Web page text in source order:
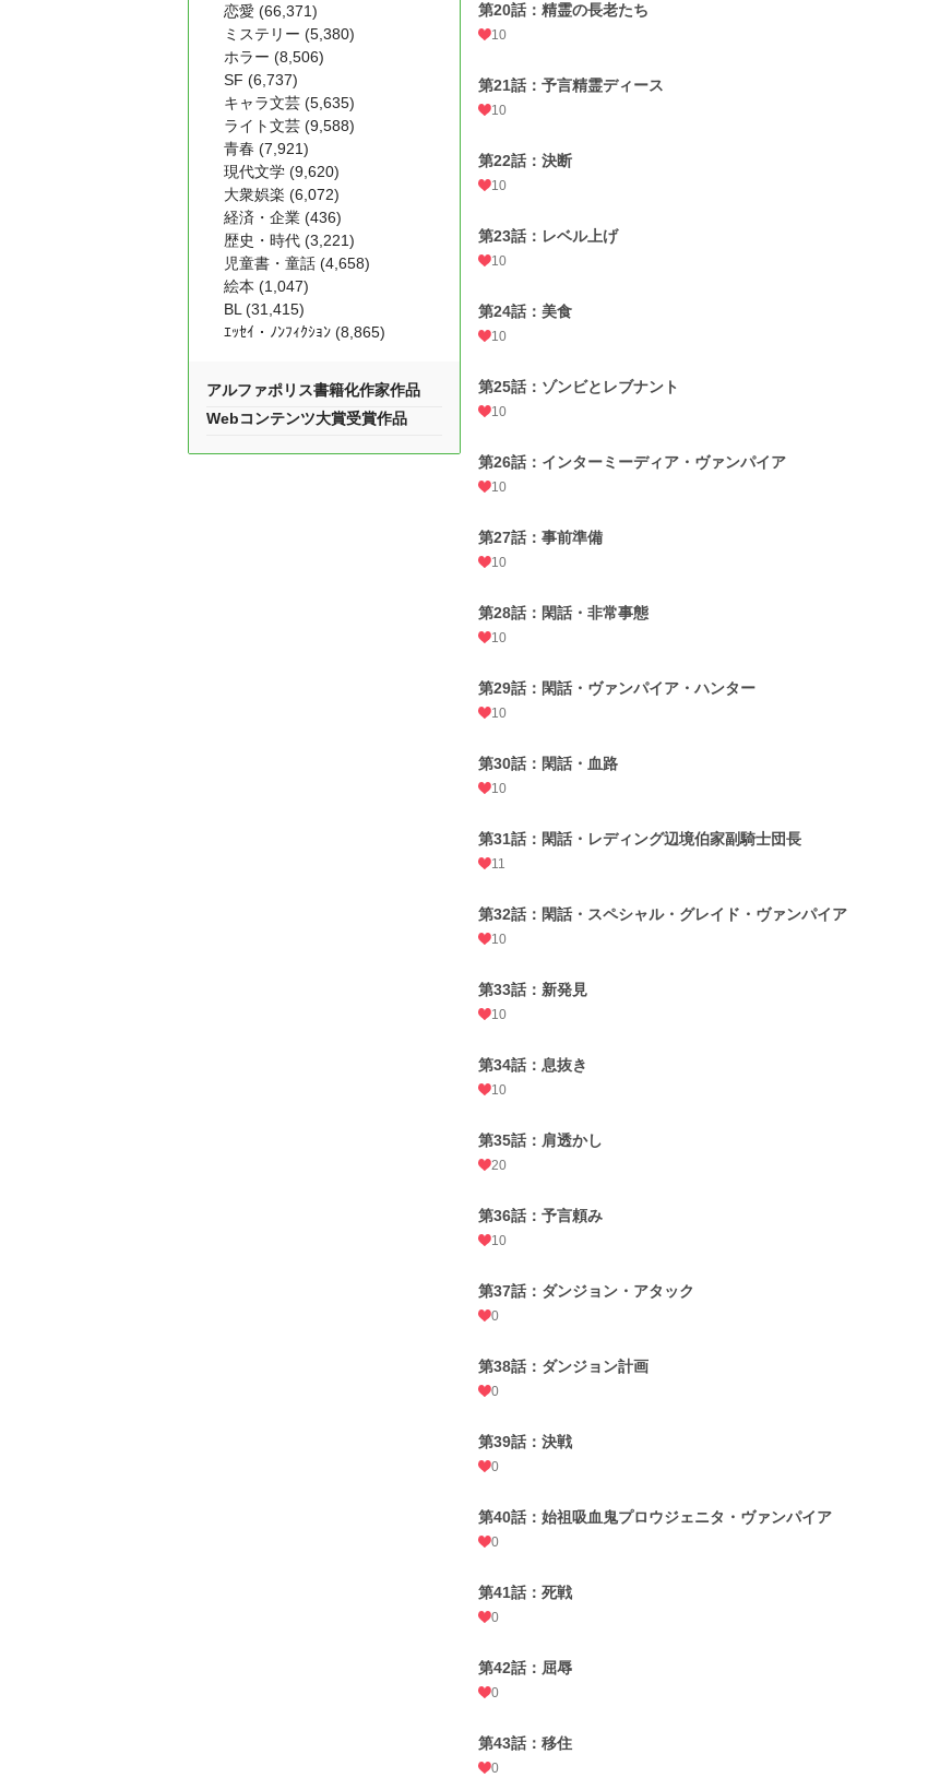
第20話：精霊の長老たち
10
第21話：予言精霊ディース
10
第22話：決断
10
第23話：レベル上げ
10
第24話：美食
10
第25話：ゾンビとレブナント
10
第26話：インターミーディア・ヴァンパイア
10
第27話：事前準備
10
第28話：閑話・非常事態
10
第29話：閑話・ヴァンパイア・ハンター
10
第30話：閑話・血路
10
第31話：閑話・レディング辺境伯家副騎士団長
11
第32話：閑話・スペシャル・グレイド・ヴァンパイア
10
第33話：新発見
10
第34話：息抜き
10
第35話：肩透かし
20
第36話：予言頼み
10
第37話：ダンジョン・アタック
0
第38話：ダンジョン計画
0
第39話：決戦
0
第40話：始祖吸血鬼プロウジェニタ・ヴァンパイア
0
第41話：死戦
0
第42話：屈辱
0
第43話：移住
0
恋愛 (66,371)
ミステリー (5,380)
ホラー (8,506)
SF (6,737)
キャラ文芸 (5,635)
ライト文芸 (9,588)
青春 (7,921)
現代文学 (9,620)
大衆娯楽 (6,072)
経済・企業 (436)
歴史・時代 (3,221)
児童書・童話 (4,658)
絵本 (1,047)
BL (31,415)
ｴｯｾｲ・ﾉﾝﾌｨｸｼｮﾝ (8,865)
アルファポリス書籍化作家作品
Webコンテンツ大賞受賞作品